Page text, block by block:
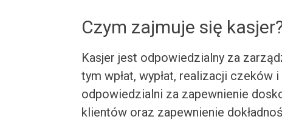
Czym zajmuje się
Kasjer jest odpowiedzialny za
tym wpłat, wypłat, realizacji czeków
odpowiedzialni za zapewnienie
klientów oraz zapewnienie